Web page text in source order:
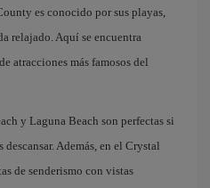
es conocido por sus playas,
relajado. Aquí se encuentra
atracciones más famosos del
y Laguna Beach son perfectas si
Además, en el Crystal
de senderismo con vistas